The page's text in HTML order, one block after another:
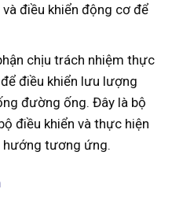
điều khiển động cơ để
chịu trách nhiệm thực
điều khiển lưu lượng
đường ống. Đây là bộ
điều khiển và thực hiện
tương ứng.